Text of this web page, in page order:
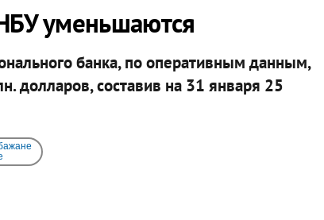
уменьшаются
банка, по оперативным данным,
долларов, составив на 31 января 25